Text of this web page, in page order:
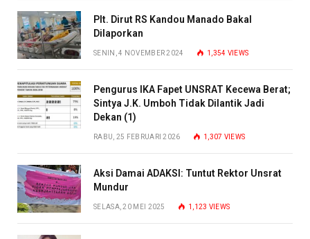
Plt. Dirut RS Kandou Manado Bakal
Dilaporkan
SENIN, 4 NOVEMBER 2024 1,354 VIEWS
Pengurus IKA Fapet UNSRAT Kecewa Berat;
Sintya J.K. Umboh Tidak Dilantik Jadi
Dekan (1)
RABU, 25 FEBRUARI 2026 1,307 VIEWS
Aksi Damai ADAKSI: Tuntut Rektor Unsrat
Mundur
SELASA, 20 MEI 2025 1,123 VIEWS